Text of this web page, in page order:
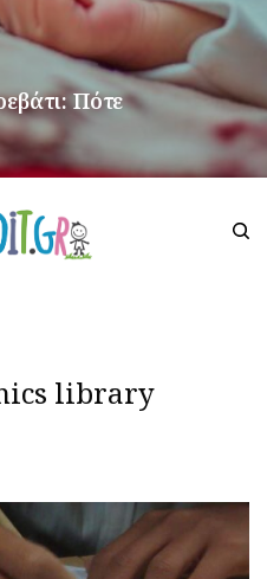
Πότε
library